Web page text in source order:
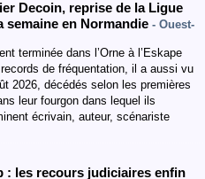
Decoin, reprise de la Ligue
en Normandie - Ouest-
terminée dans l’Orne à l’Eskape
de fréquentation, il a aussi vu
2026, décédés selon les premières
leur fourgon dans lequel ils
écrivain, auteur, scénariste
: les recours judiciaires enfin